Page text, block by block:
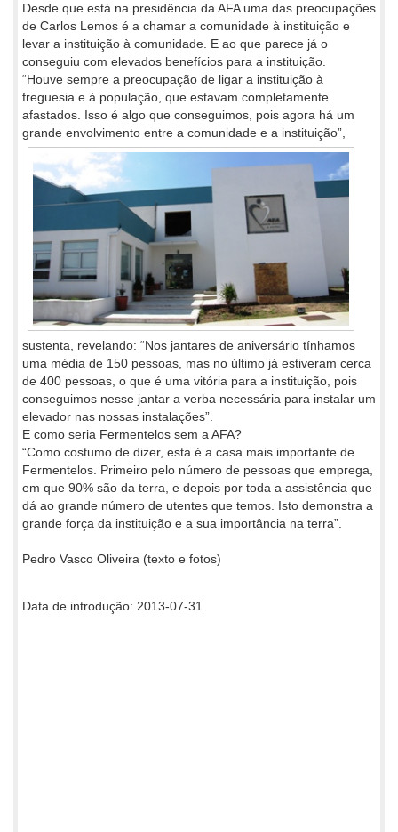
Desde que está na presidência da AFA uma das preocupações
de Carlos Lemos é a chamar a comunidade à instituição e
levar a instituição à comunidade. E ao que parece já o
conseguiu com elevados benefícios para a instituição.
“Houve sempre a preocupação de ligar a instituição à
freguesia e à população, que estavam completamente
afastados. Isso é algo que conseguimos, pois agora há um
grande envolvimento entre a comunidade e a instituição”,
sustenta, revelando: “Nos jantares de aniversário tínhamos
uma média de 150 pessoas, mas no último já estiveram cerca
de 400 pessoas, o que é uma vitória para a instituição, pois
conseguimos nesse jantar a verba necessária para instalar um
elevador nas nossas instalações”.
E como seria Fermentelos sem a AFA?
“Como costumo de dizer, esta é a casa mais importante de
Fermentelos. Primeiro pelo número de pessoas que emprega,
em que 90% são da terra, e depois por toda a assistência que
dá ao grande número de utentes que temos. Isto demonstra a
grande força da instituição e a sua importância na terra”.
Pedro Vasco Oliveira (texto e fotos)
Data de introdução: 2013-07-31